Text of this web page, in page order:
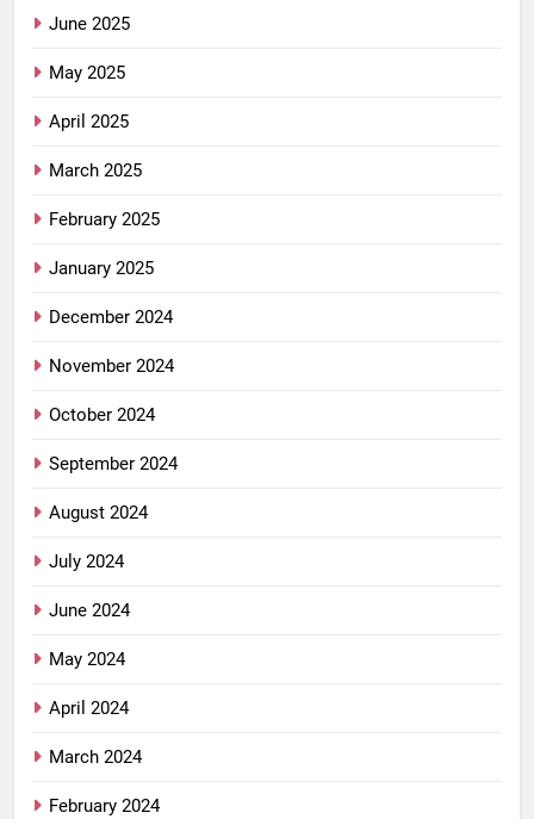
June 2025
May 2025
April 2025
March 2025
February 2025
January 2025
December 2024
November 2024
October 2024
September 2024
August 2024
July 2024
June 2024
May 2024
April 2024
March 2024
February 2024